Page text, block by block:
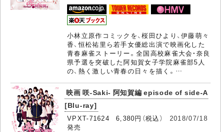
小林立原作コミックを、桜田ひより、伊藤萌々
香、恒松祐里ら若手女優総出演で映画化した
青春麻雀ストーリー。全国高校麻雀大会・奈良
県予選を突破した阿知賀女子学院麻雀部5人
の、熱く激しい青春の日々を描く。…
映画 咲-Saki- 阿知賀編 episode of side-A
[Blu-ray]
VPXT-71624 6,380円（税込） 2018/07/18
発売